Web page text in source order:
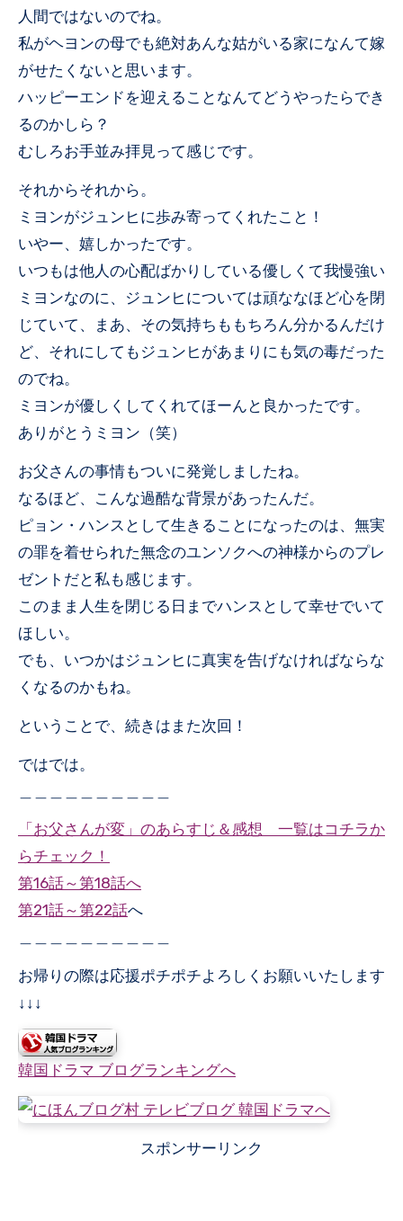
人間ではないのでね。
私がヘヨンの母でも絶対あんな姑がいる家になんて嫁
がせたくないと思います。
ハッピーエンドを迎えることなんてどうやったらでき
るのかしら？
むしろお手並み拝見って感じです。
それからそれから。
ミヨンがジュンヒに歩み寄ってくれたこと！
いやー、嬉しかったです。
いつもは他人の心配ばかりしている優しくて我慢強い
ミヨンなのに、ジュンヒについては頑ななほど心を閉
じていて、まあ、その気持ちももちろん分かるんだけ
ど、それにしてもジュンヒがあまりにも気の毒だった
のでね。
ミヨンが優しくしてくれてほーんと良かったです。
ありがとうミヨン（笑）
お父さんの事情もついに発覚しましたね。
なるほど、こんな過酷な背景があったんだ。
ピョン・ハンスとして生きることになったのは、無実
の罪を着せられた無念のユンソクへの神様からのプレ
ゼントだと私も感じます。
このまま人生を閉じる日までハンスとして幸せでいて
ほしい。
でも、いつかはジュンヒに真実を告げなければならな
くなるのかもね。
ということで、続きはまた次回！
ではでは。
「お父さんが変」のあらすじ＆感想 一覧はコチラか
らチェック！
第16話～第18話へ
第21話～第22話へ
お帰りの際は応援ポチポチよろしくお願いいたします
↓↓↓
韓国ドラマ ブログランキングへ
スポンサーリンク